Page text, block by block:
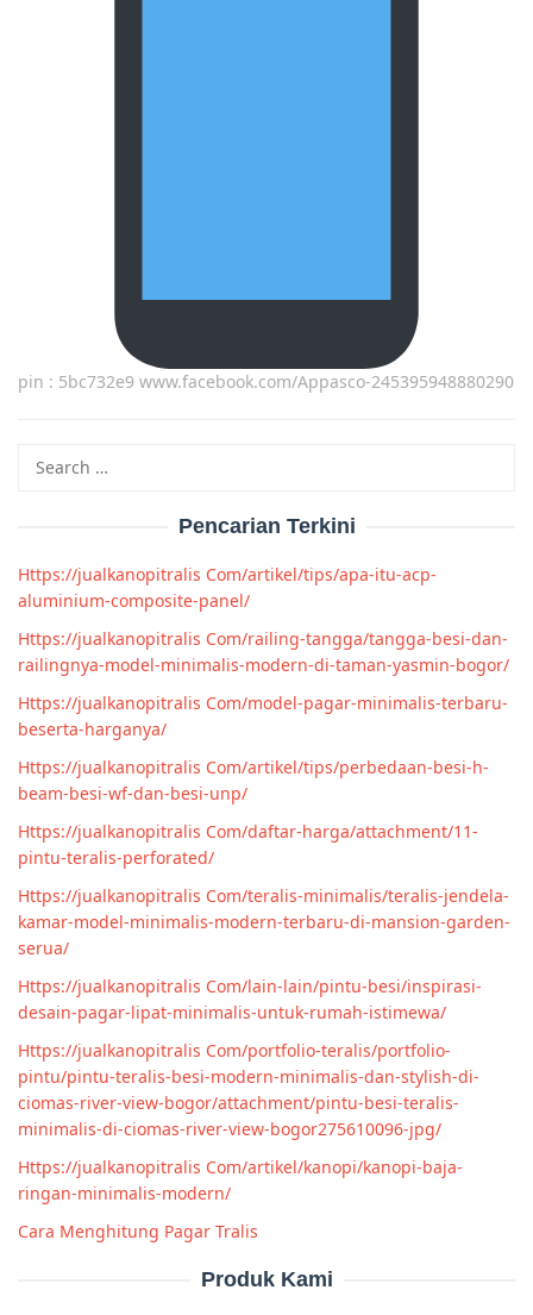
pin : 5bc732e9 www.facebook.com/Appasco-245395948880290
Pencarian Terkini
Https://jualkanopitralis Com/artikel/tips/apa-itu-acp-
aluminium-composite-panel/
Https://jualkanopitralis Com/railing-tangga/tangga-besi-dan-
railingnya-model-minimalis-modern-di-taman-yasmin-bogor/
Https://jualkanopitralis Com/model-pagar-minimalis-terbaru-
beserta-harganya/
Https://jualkanopitralis Com/artikel/tips/perbedaan-besi-h-
beam-besi-wf-dan-besi-unp/
Https://jualkanopitralis Com/daftar-harga/attachment/11-
pintu-teralis-perforated/
Https://jualkanopitralis Com/teralis-minimalis/teralis-jendela-
kamar-model-minimalis-modern-terbaru-di-mansion-garden-
serua/
Https://jualkanopitralis Com/lain-lain/pintu-besi/inspirasi-
desain-pagar-lipat-minimalis-untuk-rumah-istimewa/
Https://jualkanopitralis Com/portfolio-teralis/portfolio-
pintu/pintu-teralis-besi-modern-minimalis-dan-stylish-di-
ciomas-river-view-bogor/attachment/pintu-besi-teralis-
minimalis-di-ciomas-river-view-bogor275610096-jpg/
Https://jualkanopitralis Com/artikel/kanopi/kanopi-baja-
ringan-minimalis-modern/
Cara Menghitung Pagar Tralis
Produk Kami